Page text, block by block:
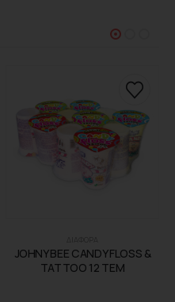
JOHNY BEE CANDY FLOSS &
TATTOO 12 ΤΕΜ